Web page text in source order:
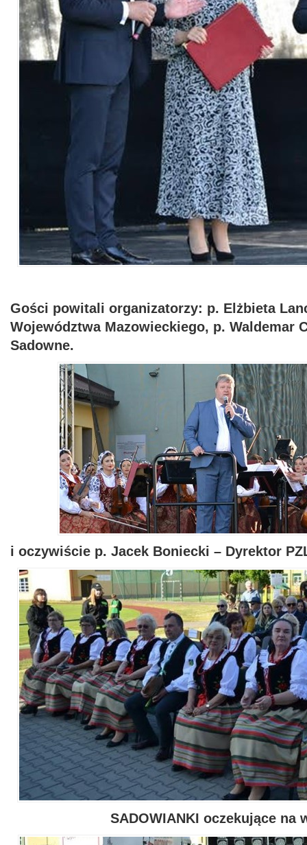
Gości powitali organizatorzy: p. Elżbieta
Województwa Mazowieckiego, p. Waldemar
Sadowne.
i oczywiście p. Jacek Boniecki – Dyrektor
SADOWIANKI oczekujące na